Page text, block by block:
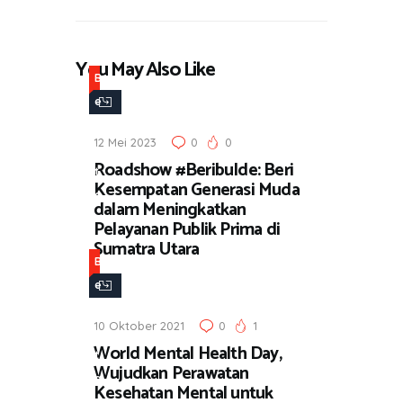
You May Also Like
B
e
i
t
a
12 Mei 2023 0 0
Roadshow #BeribuIde: Beri
Kesempatan Generasi Muda
dalam Meningkatkan
Pelayanan Publik Prima di
Sumatra Utara
B
e
i
t
a
10 Oktober 2021 0 1
World Mental Health Day,
Wujudkan Perawatan
Kesehatan Mental untuk